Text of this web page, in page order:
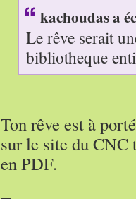
kachoudas a
Le rêve serait
bibliotheque
Ton rêve est à
sur le site du CNC
en PDF.